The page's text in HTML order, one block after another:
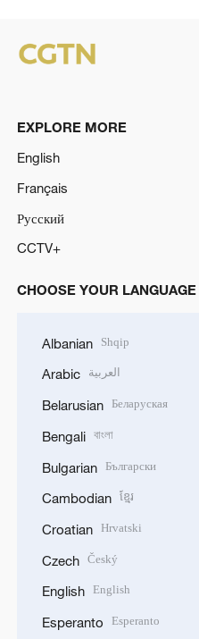
EXPLORE MORE
English
Français
Русский
CCTV+
CHOOSE YOUR LANGUAGE
Albanian Shqip
Arabic العربية
Belarusian Беларуская
Bengali বাংলা
Bulgarian Български
Cambodian ខ្មែរ
Croatian Hrvatski
Czech Český
English English
Esperanto Esperanto